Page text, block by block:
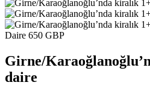
Daire 650 GBP
Girne/
daire